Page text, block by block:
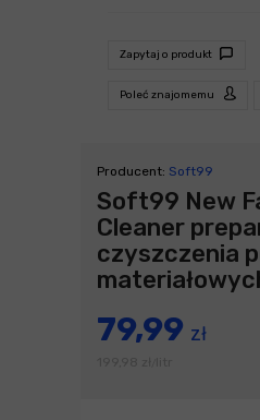
Zapytaj o produkt
Poleć znajomemu
Producent: Soft99
Soft99 New
Cleaner
czyszczenia
79,99 zł